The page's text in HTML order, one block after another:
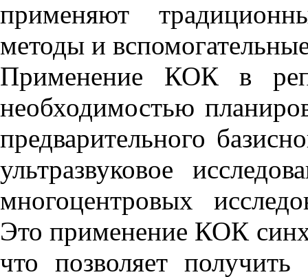
применяют
методы и
Применение КОК в
необходимостью
предварительного
ультразвуковое
многоцентровых
Это применение КОК
что позволяет